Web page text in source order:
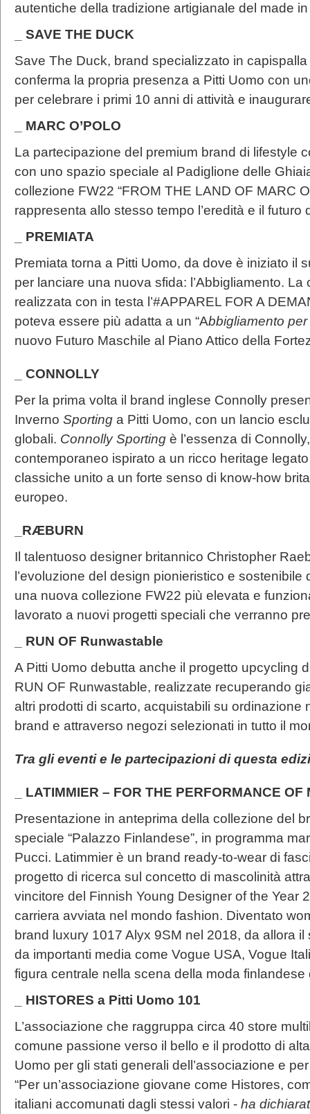
autentiche della tradizione artigianale del made
_ SAVE THE DUCK
Save The Duck, brand specializzato in
conferma la propria presenza a Pitti Uomo con
per celebrare i primi 10 anni di attività e
_ MARC O’POLO
La partecipazione del premium brand di lifestyle
con uno spazio speciale al Padiglione delle
collezione FW22 “FROM THE LAND OF MARC
rappresenta allo stesso tempo l’eredità e il futuro
_ PREMIATA
Premiata torna a Pitti Uomo, da dove è iniziato il
per lanciare una nuova sfida: l’Abbigliamento.
realizzata con in testa l’#APPAREL FOR A
poteva essere più adatta a un “Abbigliamento
nuovo Futuro Maschile al Piano Attico della
_ CONNOLLY
Per la prima volta il brand inglese Connolly
Inverno Sporting a Pitti Uomo, con un lancio
globali. Connolly Sporting è l’essenza di
contemporaneo ispirato a un ricco heritage
classiche unito a un forte senso di know-how
europeo.
_RÆBURN
Il talentuoso designer britannico Christopher
l’evoluzione del design pionieristico e
una nuova collezione FW22 più elevata e
lavorato a nuovi progetti speciali che verranno
_ RUN OF Runwastable
A Pitti Uomo debutta anche il progetto upcycling
RUN OF Runwastable, realizzate recuperando
altri prodotti di scarto, acquistabili su ordinazione
brand e attraverso negozi selezionati in tutto il
Tra gli eventi e le partecipazioni di questa
_ LATIMMIER – FOR THE PERFORMANCE
Presentazione in anteprima della collezione del
speciale “Palazzo Finlandese”, in programma
Pucci. Latimmier è un brand ready-to-wear di
progetto di ricerca sul concetto di mascolinità
vincitore del Finnish Young Designer of the Year
carriera avviata nel mondo fashion. Diventato
brand luxury 1017 Alyx 9SM nel 2018, da allora
da importanti media come Vogue USA, Vogue
figura centrale nella scena della moda finlandese
_ HISTORES a Pitti Uomo 101
L’associazione che raggruppa circa 40 store
comune passione verso il bello e il prodotto di
Uomo per gli stati generali dell’associazione e
“Per un’associazione giovane come Histores,
italiani accomunati dagli stessi valori - ha